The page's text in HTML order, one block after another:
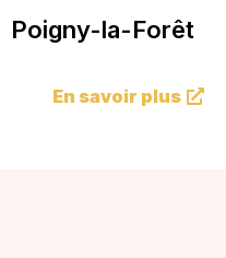
Poigny-la-Forêt
En savoir plus